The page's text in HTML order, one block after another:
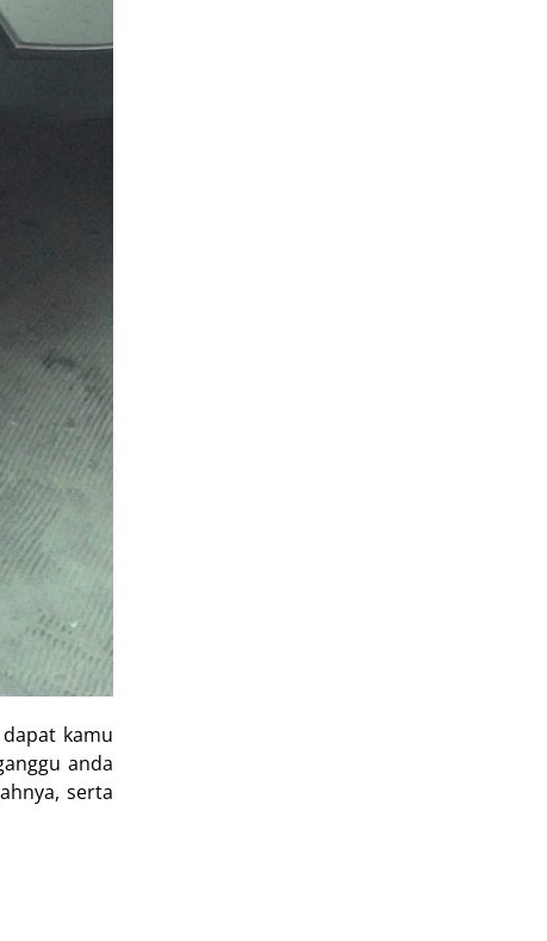
kamu
anda
serta